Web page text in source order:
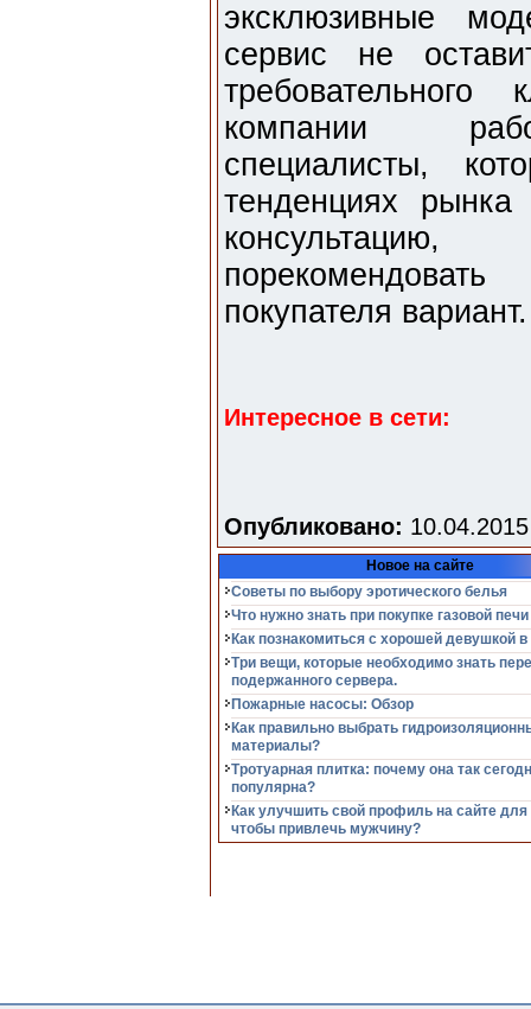
эксклюзивные
сервис не
компании
специалисты,
тенденциях
покупателя вариант.
Интересное в сети:
Опубликовано:
Новое на сайте
Советы по выбору эротического белья
Что нужно знать при покупке газовой печи
Как познакомиться с хорошей девушкой в
Три вещи, которые необходимо знать
подержанного сервера.
Пожарные насосы: Обзор
Как правильно выбрать
материалы?
Тротуарная плитка: почему она так
популярна?
Как улучшить свой профиль на сайте для
чтобы привлечь мужчину?